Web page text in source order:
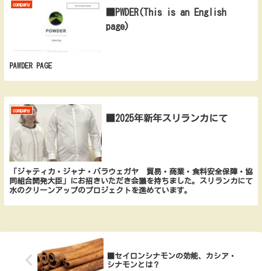
company
■PWDER(This is an English
page)
PAWDER PAGE
company
■2025年新年スリランカにて
「ジャティカ・ジャナ・バラウェガヤ 貿易・商業・食料安全保障・協
同組合開発大臣」にお招きいただき会議を持ちました。スリランカにて
水のクリーンアップのプロジェクトを進めています。
■セイロンシナモンの効能、カシア・
シナモンとは？